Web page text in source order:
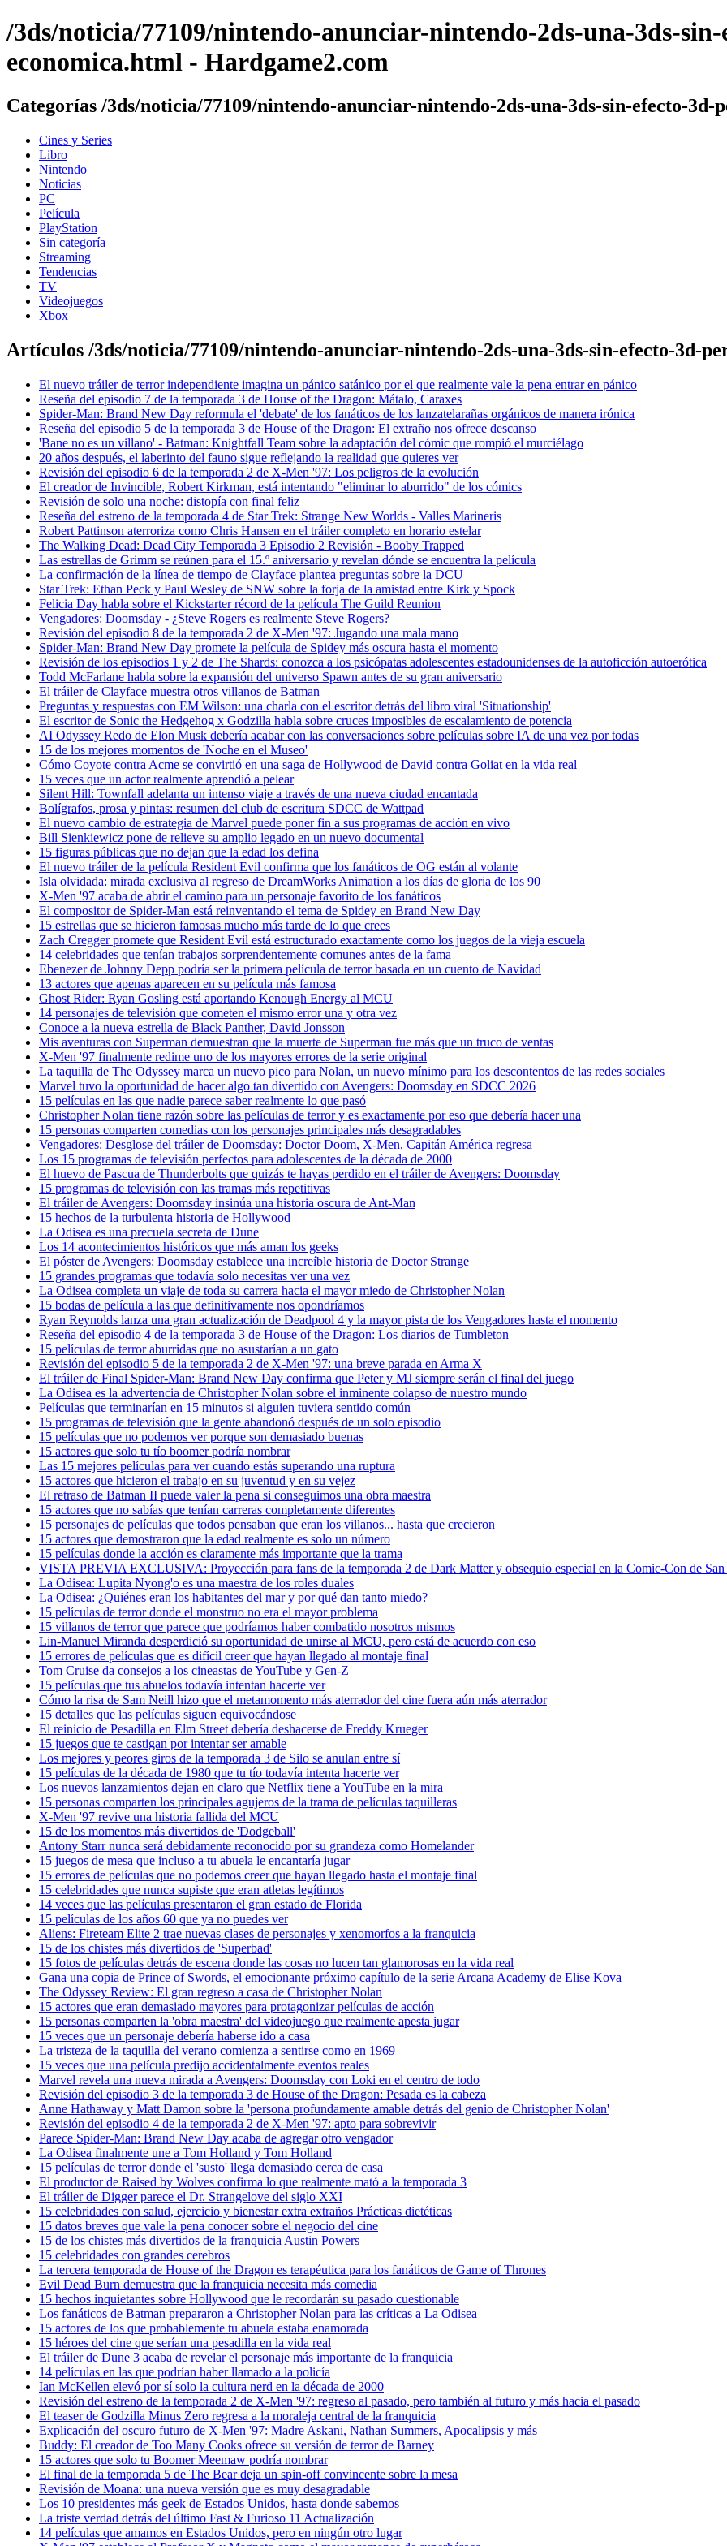
/3ds/noticia/77109/nintendo-anunciar-nintendo-2ds-una-3ds-
economica.html - Hardgame2.com
Categorías /3ds/noticia/77109/nintendo-anunciar-nintendo-2ds-una-3ds-sin-efecto-3d-
Cines y Series
Libro
Nintendo
Noticias
PC
Película
PlayStation
Sin categoría
Streaming
Tendencias
TV
Videojuegos
Xbox
Artículos /3ds/noticia/77109/nintendo-anunciar-nintendo-2ds-una-3ds-sin-efecto-3d-
El nuevo tráiler de terror independiente imagina un pánico satánico por el que realmente vale la pena entrar en pánico
Reseña del episodio 7 de la temporada 3 de House of the Dragon: Mátalo, Caraxes
Spider-Man: Brand New Day reformula el 'debate' de los fanáticos de los lanzatelarañas orgánicos de manera irónica
Reseña del episodio 5 de la temporada 3 de House of the Dragon: El extraño nos ofrece descanso
'Bane no es un villano' - Batman: Knightfall Team sobre la adaptación del cómic que rompió el murciélago
20 años después, el laberinto del fauno sigue reflejando la realidad que quieres ver
Revisión del episodio 6 de la temporada 2 de X-Men '97: Los peligros de la evolución
El creador de Invincible, Robert Kirkman, está intentando "eliminar lo aburrido" de los cómics
Revisión de solo una noche: distopía con final feliz
Reseña del estreno de la temporada 4 de Star Trek: Strange New Worlds - Valles Marineris
Robert Pattinson aterroriza como Chris Hansen en el tráiler completo en horario estelar
The Walking Dead: Dead City Temporada 3 Episodio 2 Revisión - Booby Trapped
Las estrellas de Grimm se reúnen para el 15.º aniversario y revelan dónde se encuentra la película
La confirmación de la línea de tiempo de Clayface plantea preguntas sobre la DCU
Star Trek: Ethan Peck y Paul Wesley de SNW sobre la forja de la amistad entre Kirk y Spock
Felicia Day habla sobre el Kickstarter récord de la película The Guild Reunion
Vengadores: Doomsday - ¿Steve Rogers es realmente Steve Rogers?
Revisión del episodio 8 de la temporada 2 de X-Men '97: Jugando una mala mano
Spider-Man: Brand New Day promete la película de Spidey más oscura hasta el momento
Revisión de los episodios 1 y 2 de The Shards: conozca a los psicópatas adolescentes estadounidenses de la autoficción autoerótica
Todd McFarlane habla sobre la expansión del universo Spawn antes de su gran aniversario
El tráiler de Clayface muestra otros villanos de Batman
Preguntas y respuestas con EM Wilson: una charla con el escritor detrás del libro viral 'Situationship'
El escritor de Sonic the Hedgehog x Godzilla habla sobre cruces imposibles de escalamiento de potencia
AI Odyssey Redo de Elon Musk debería acabar con las conversaciones sobre películas sobre IA de una vez por todas
15 de los mejores momentos de 'Noche en el Museo'
Cómo Coyote contra Acme se convirtió en una saga de Hollywood de David contra Goliat en la vida real
15 veces que un actor realmente aprendió a pelear
Silent Hill: Townfall adelanta un intenso viaje a través de una nueva ciudad encantada
Bolígrafos, prosa y pintas: resumen del club de escritura SDCC de Wattpad
El nuevo cambio de estrategia de Marvel puede poner fin a sus programas de acción en vivo
Bill Sienkiewicz pone de relieve su amplio legado en un nuevo documental
15 figuras públicas que no dejan que la edad los defina
El nuevo tráiler de la película Resident Evil confirma que los fanáticos de OG están al volante
Isla olvidada: mirada exclusiva al regreso de DreamWorks Animation a los días de gloria de los 90
X-Men '97 acaba de abrir el camino para un personaje favorito de los fanáticos
El compositor de Spider-Man está reinventando el tema de Spidey en Brand New Day
15 estrellas que se hicieron famosas mucho más tarde de lo que crees
Zach Cregger promete que Resident Evil está estructurado exactamente como los juegos de la vieja escuela
14 celebridades que tenían trabajos sorprendentemente comunes antes de la fama
Ebenezer de Johnny Depp podría ser la primera película de terror basada en un cuento de Navidad
13 actores que apenas aparecen en su película más famosa
Ghost Rider: Ryan Gosling está aportando Kenough Energy al MCU
14 personajes de televisión que cometen el mismo error una y otra vez
Conoce a la nueva estrella de Black Panther, David Jonsson
Mis aventuras con Superman demuestran que la muerte de Superman fue más que un truco de ventas
X-Men '97 finalmente redime uno de los mayores errores de la serie original
La taquilla de The Odyssey marca un nuevo pico para Nolan, un nuevo mínimo para los descontentos de las redes sociales
Marvel tuvo la oportunidad de hacer algo tan divertido con Avengers: Doomsday en SDCC 2026
15 películas en las que nadie parece saber realmente lo que pasó
Christopher Nolan tiene razón sobre las películas de terror y es exactamente por eso que debería hacer una
15 personas comparten comedias con los personajes principales más desagradables
Vengadores: Desglose del tráiler de Doomsday: Doctor Doom, X-Men, Capitán América regresa
Los 15 programas de televisión perfectos para adolescentes de la década de 2000
El huevo de Pascua de Thunderbolts que quizás te hayas perdido en el tráiler de Avengers: Doomsday
15 programas de televisión con las tramas más repetitivas
El tráiler de Avengers: Doomsday insinúa una historia oscura de Ant-Man
15 hechos de la turbulenta historia de Hollywood
La Odisea es una precuela secreta de Dune
Los 14 acontecimientos históricos que más aman los geeks
El póster de Avengers: Doomsday establece una increíble historia de Doctor Strange
15 grandes programas que todavía solo necesitas ver una vez
La Odisea completa un viaje de toda su carrera hacia el mayor miedo de Christopher Nolan
15 bodas de película a las que definitivamente nos opondríamos
Ryan Reynolds lanza una gran actualización de Deadpool 4 y la mayor pista de los Vengadores hasta el momento
Reseña del episodio 4 de la temporada 3 de House of the Dragon: Los diarios de Tumbleton
15 películas de terror aburridas que no asustarían a un gato
Revisión del episodio 5 de la temporada 2 de X-Men '97: una breve parada en Arma X
El tráiler de Final Spider-Man: Brand New Day confirma que Peter y MJ siempre serán el final del juego
La Odisea es la advertencia de Christopher Nolan sobre el inminente colapso de nuestro mundo
Películas que terminarían en 15 minutos si alguien tuviera sentido común
15 programas de televisión que la gente abandonó después de un solo episodio
15 películas que no podemos ver porque son demasiado buenas
15 actores que solo tu tío boomer podría nombrar
Las 15 mejores películas para ver cuando estás superando una ruptura
15 actores que hicieron el trabajo en su juventud y en su vejez
El retraso de Batman II puede valer la pena si conseguimos una obra maestra
15 actores que no sabías que tenían carreras completamente diferentes
15 personajes de películas que todos pensaban que eran los villanos... hasta que crecieron
15 actores que demostraron que la edad realmente es solo un número
15 películas donde la acción es claramente más importante que la trama
VISTA PREVIA EXCLUSIVA: Proyección para fans de la temporada 2 de Dark Matter y obsequio especial en la Comic-Con de
La Odisea: Lupita Nyong'o es una maestra de los roles duales
La Odisea: ¿Quiénes eran los habitantes del mar y por qué dan tanto miedo?
15 películas de terror donde el monstruo no era el mayor problema
15 villanos de terror que parece que podríamos haber combatido nosotros mismos
Lin-Manuel Miranda desperdició su oportunidad de unirse al MCU, pero está de acuerdo con eso
15 errores de películas que es difícil creer que hayan llegado al montaje final
Tom Cruise da consejos a los cineastas de YouTube y Gen-Z
15 películas que tus abuelos todavía intentan hacerte ver
Cómo la risa de Sam Neill hizo que el metamomento más aterrador del cine fuera aún más aterrador
15 detalles que las películas siguen equivocándose
El reinicio de Pesadilla en Elm Street debería deshacerse de Freddy Krueger
15 juegos que te castigan por intentar ser amable
Los mejores y peores giros de la temporada 3 de Silo se anulan entre sí
15 películas de la década de 1980 que tu tío todavía intenta hacerte ver
Los nuevos lanzamientos dejan en claro que Netflix tiene a YouTube en la mira
15 personas comparten los principales agujeros de la trama de películas taquilleras
X-Men '97 revive una historia fallida del MCU
15 de los momentos más divertidos de 'Dodgeball'
Antony Starr nunca será debidamente reconocido por su grandeza como Homelander
15 juegos de mesa que incluso a tu abuela le encantaría jugar
15 errores de películas que no podemos creer que hayan llegado hasta el montaje final
15 celebridades que nunca supiste que eran atletas legítimos
14 veces que las películas presentaron el gran estado de Florida
15 películas de los años 60 que ya no puedes ver
Aliens: Fireteam Elite 2 trae nuevas clases de personajes y xenomorfos a la franquicia
15 de los chistes más divertidos de 'Superbad'
15 fotos de películas detrás de escena donde las cosas no lucen tan glamorosas en la vida real
Gana una copia de Prince of Swords, el emocionante próximo capítulo de la serie Arcana Academy de Elise Kova
The Odyssey Review: El gran regreso a casa de Christopher Nolan
15 actores que eran demasiado mayores para protagonizar películas de acción
15 personas comparten la 'obra maestra' del videojuego que realmente apesta jugar
15 veces que un personaje debería haberse ido a casa
La tristeza de la taquilla del verano comienza a sentirse como en 1969
15 veces que una película predijo accidentalmente eventos reales
Marvel revela una nueva mirada a Avengers: Doomsday con Loki en el centro de todo
Revisión del episodio 3 de la temporada 3 de House of the Dragon: Pesada es la cabeza
Anne Hathaway y Matt Damon sobre la 'persona profundamente amable detrás del genio de Christopher Nolan'
Revisión del episodio 4 de la temporada 2 de X-Men '97: apto para sobrevivir
Parece Spider-Man: Brand New Day acaba de agregar otro vengador
La Odisea finalmente une a Tom Holland y Tom Holland
15 películas de terror donde el 'susto' llega demasiado cerca de casa
El productor de Raised by Wolves confirma lo que realmente mató a la temporada 3
El tráiler de Digger parece el Dr. Strangelove del siglo XXI
15 celebridades con salud, ejercicio y bienestar extra extraños Prácticas dietéticas
15 datos breves que vale la pena conocer sobre el negocio del cine
15 de los chistes más divertidos de la franquicia Austin Powers
15 celebridades con grandes cerebros
La tercera temporada de House of the Dragon es terapéutica para los fanáticos de Game of Thrones
Evil Dead Burn demuestra que la franquicia necesita más comedia
15 hechos inquietantes sobre Hollywood que le recordarán su pasado cuestionable
Los fanáticos de Batman prepararon a Christopher Nolan para las críticas a La Odisea
15 actores de los que probablemente tu abuela estaba enamorada
15 héroes del cine que serían una pesadilla en la vida real
El tráiler de Dune 3 acaba de revelar el personaje más importante de la franquicia
14 películas en las que podrían haber llamado a la policía
Ian McKellen elevó por sí solo la cultura nerd en la década de 2000
Revisión del estreno de la temporada 2 de X-Men '97: regreso al pasado, pero también al futuro y más hacia el pasado
El teaser de Godzilla Minus Zero regresa a la moraleja central de la franquicia
Explicación del oscuro futuro de X-Men '97: Madre Askani, Nathan Summers, Apocalipsis y más
Buddy: El creador de Too Many Cooks ofrece su versión de terror de Barney
15 actores que solo tu Boomer Meemaw podría nombrar
El final de la temporada 5 de The Bear deja un spin-off convincente sobre la mesa
Revisión de Moana: una nueva versión que es muy desagradable
Los 10 presidentes más geek de Estados Unidos, hasta donde sabemos
La triste verdad detrás del último Fast & Furioso 11 Actualización
14 películas que amamos en Estados Unidos, pero en ningún otro lugar